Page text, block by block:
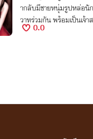
ากลับมีชายหนุ่มรูปหล่อนั
วาทร่วมกัน พร้อมเป็นเจ้า
รต่อไป โปรดติดตาม.
0.0